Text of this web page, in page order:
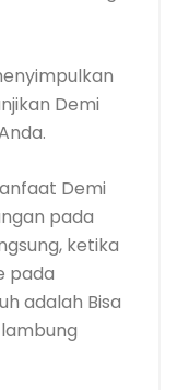
Demi
Demi
pada
ketika
pada
adalah Bisa